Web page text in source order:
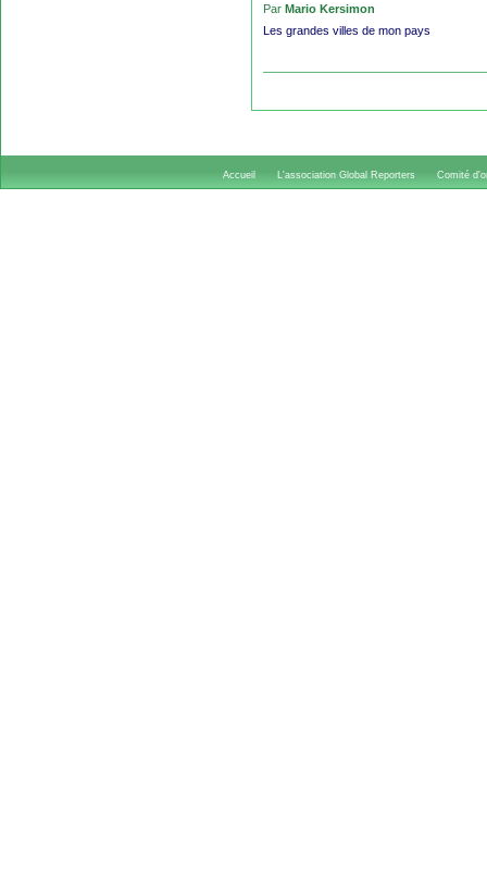
Par Mario Kersimon
Les grandes villes de mon pays
Accueil L'association Global Reporters Comité